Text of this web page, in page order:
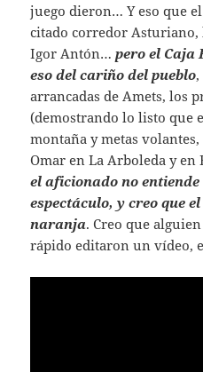
juego dieron… Y eso que
citado corredor
Igor Antón… pero el Caja
eso del cariño del pueblo
arrancadas de Amets, los
(demostrando lo listo que
montaña y metas volantes,
Omar en La Arboleda y en
el aficionado no entiende
espectáculo, y creo que
naranja. Creo que
rápido editaron un vídeo,